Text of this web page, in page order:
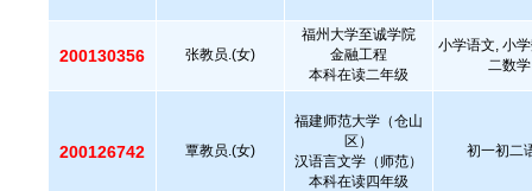
200130356 张教员.(女)
福州大学至诚学院
金融工程
本科在读二年级
小学语文, 小
二数
200126742 覃教员.(女)
福建师范大学（仓山
区）
汉语言文学（师范）
本科在读四年级
初一初二